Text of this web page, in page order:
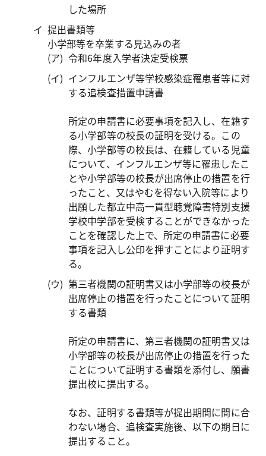
した場所
提出書類等
小学部等を卒業する見込みの者
令和6年度入学者決定受検票
インフルエンザ等学校感染症罹患者等に対
する追検査措置申請書
所定の申請書に必要事項を記入し、在籍す
る小学部等の校長の証明を受ける。この
際、小学部等の校長は、在籍している児童
について、インフルエンザ等に罹患したこ
とや小学部等の校長が出席停止の措置を行
ったこと、又はやむを得ない入院等により
出願した都立中高一貫型聴覚障害特別支援
学校中学部を受検することができなかった
ことを確認した上で、所定の申請書に必要
事項を記入し公印を押すことにより証明す
る。
第三者機関の証明書又は小学部等の校長が
出席停止の措置を行ったことについて証明
する書類
所定の申請書に、第三者機関の証明書又は
小学部等の校長が出席停止の措置を行った
ことについて証明する書類を添付し、願書
提出校に提出する。
なお、証明する書類等が提出期間に間に合
わない場合、追検査実施後、以下の期日に
提出すること。